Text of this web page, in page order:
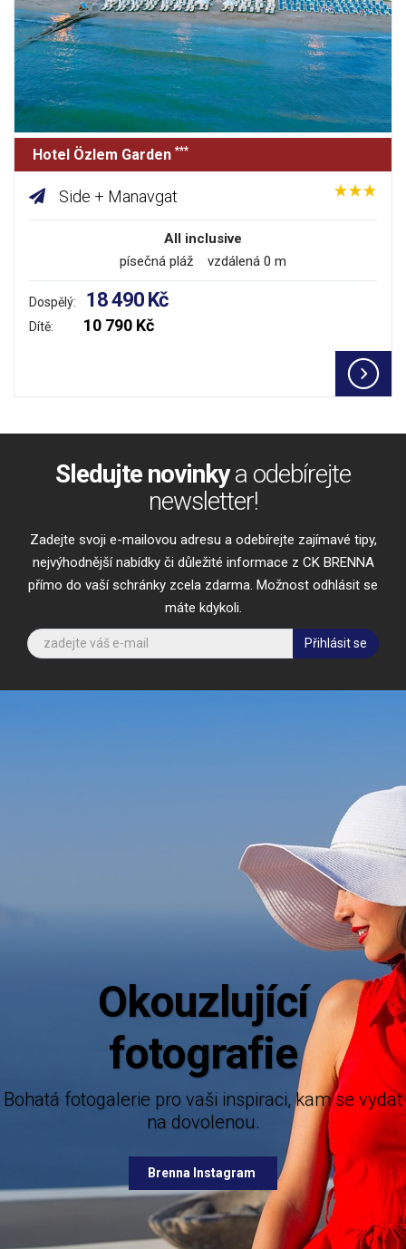
Hotel Özlem Garden ***
Side + Manavgat
All inclusive
písečná pláž vzdálená 0 m
Dospělý: 18 490 Kč
Dítě: 10 790 Kč
Sledujte novinkya odebírejte
newsletter!
Zadejte svoji e-mailovou adresu a odebírejte zajímavé tipy,
nejvýhodnější nabídky či důležité informace z CK BRENNA
přímo do vaší schránky zcela zdarma. Možnost odhlásit se
máte kdykoli.
Přihlásit se
Okouzlující
fotografie
Bohatá fotogalerie pro vaši inspiraci, kam se vydat
na dovolenou.
Brenna Instagram